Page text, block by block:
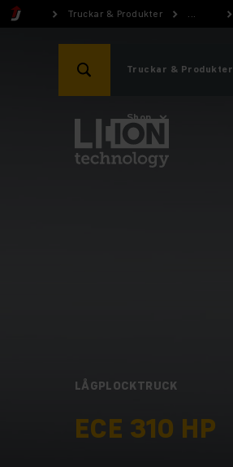
Truckar & Produkter ...
Truckar & Produkter
Shop
LÅGPLOCKTRUCK
ECE 310 HP